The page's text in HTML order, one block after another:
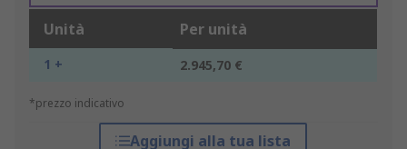
Unità Per unità
1 + 2.945,70 €
*prezzo indicativo
Aggiungi alla tua lista